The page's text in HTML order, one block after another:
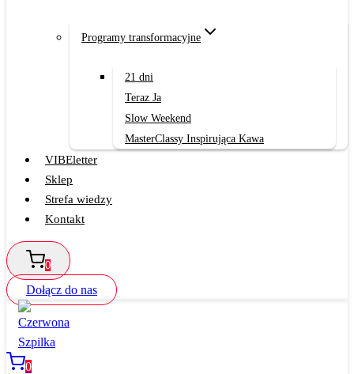
Programy transformacyjne
21 dni
Teraz Ja
Slow Weekend
MasterClassy Inspirująca Kawa
VIBEletter
Sklep
Strefa wiedzy
Kontakt
0
Dołącz do nas
0